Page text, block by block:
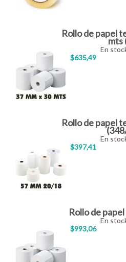
Rollo de papel
mts
$635,49
En
Rollo de papel
$397,41
En
Rollo de
$993,06
En